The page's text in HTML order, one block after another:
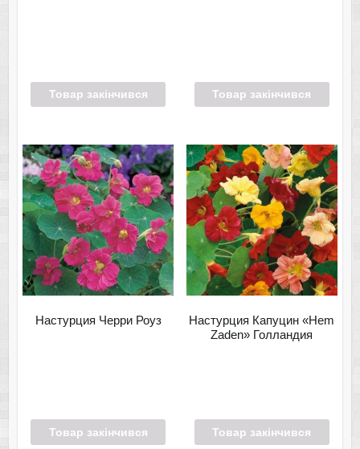
Товар закінчився Товар закінчився
Настурция Черри Роуз
Товар закінчився
Настурция Капуцин «Hem
Zaden» Голландия
Товар закінчився